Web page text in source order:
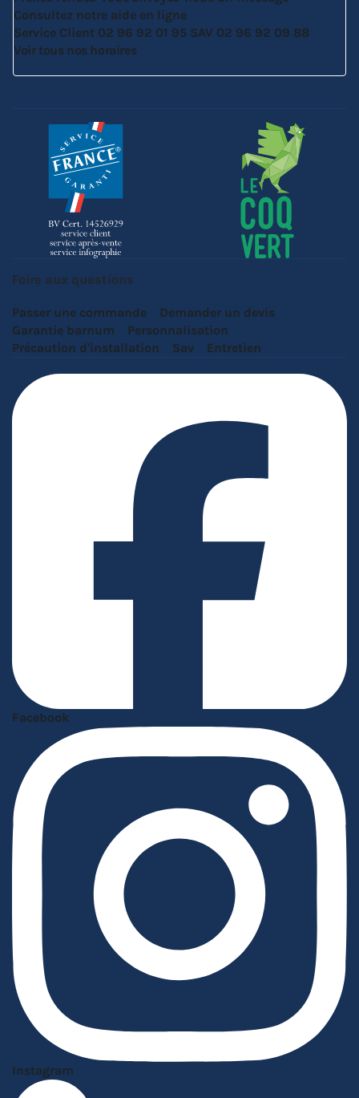
Consultez notre aide en ligne
Service Client 02 96 92 01 95 SAV 02 96 92 09 88
Voir tous nos horaires
Foire aux questions
Passer une commande
Demander un devis
Garantie barnum
Personnalisation
Précaution d'installation
Sav Entretien
Facebook
Instagram